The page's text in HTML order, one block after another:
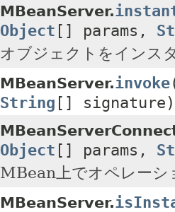
MBeanServer.
Object [] params,
オブジェクトをインス
MBeanServer.invoke
String [] signature)
Object [] params,
MBean上でオペレーシ
MBeanServer.